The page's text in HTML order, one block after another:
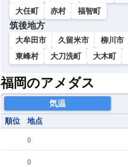
大任町
赤村 福智町
筑後地方
大牟田市 久留米市 柳川市
東峰村
大刀洗町 大木町
福岡のアメダス
気温
順位 地点
()
()